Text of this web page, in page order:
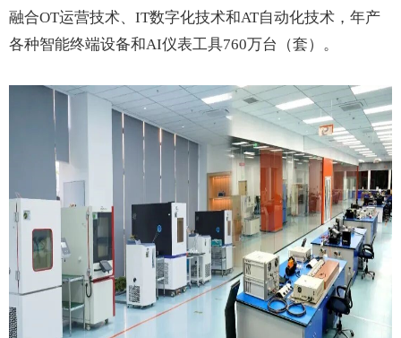
融合OT运营技术、IT数字化技术和AT自动化技术，年产
各种智能终端设备和AI仪表工具760万台（套）。